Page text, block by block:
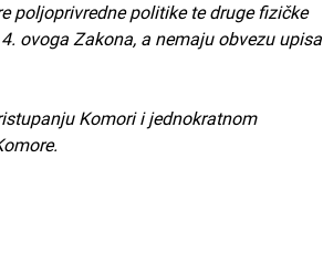
poljoprivredne politike te druge fizičke
ovoga Zakona, a nemaju obvezu upisa
Komori i jednokratnom